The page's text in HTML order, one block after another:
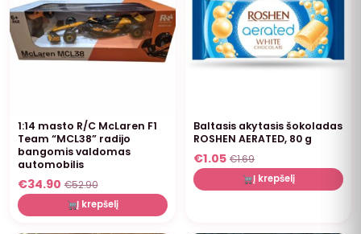
1:14 masto R/C McLaren F1
Team “MCL38” radijo
bangomis valdomas
automobilis
€34.90 €52.90
Į krepšelį
Baltasis akytasis šokoladas
ROSHEN AERATED, 80 g
€1.05 €1.69
Į krepšelį